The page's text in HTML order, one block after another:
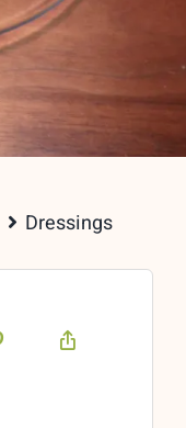
Dressings